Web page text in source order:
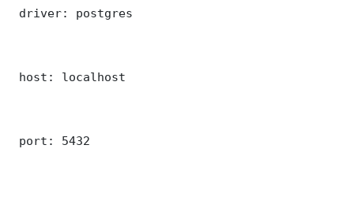
driver: postgres
host: localhost
port: 5432